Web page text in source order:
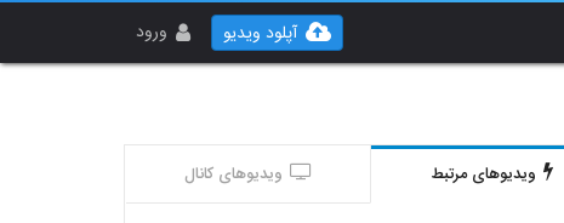
ورود آپلود ویدیو
ویدیوهای مرتبط ویدیوهای کانال